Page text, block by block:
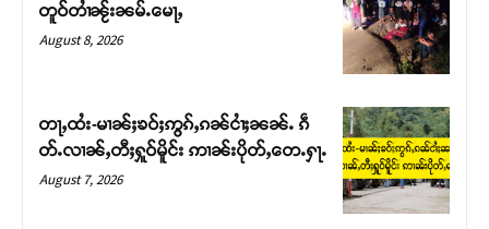
Support SHAN
တူဝ်တၢႆၼႂ်းၼမ်ႉမေႃႇ
August 8, 2026
တႃႇထႆး-မၢၼ်ႈၶဝ်ႈဢွၵ်ႇၵၼ်ငၢႆႈၼၼ်ႉ ၵဵ
တ်ႉလၢၼ်ႇတီႈႁူဝ်မိူင်း ဢၢၼ်းပိုတ်ႇတေႉႁႃႉ
August 7, 2026